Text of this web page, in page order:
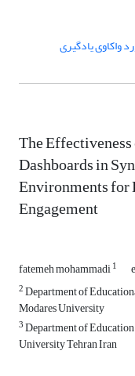
واکاوی یادگیری
The
Dashboards in
Environments for
Engagement
fatemeh mohammadi1
2Department of
Modares University
3Department of
University Tehran Iran